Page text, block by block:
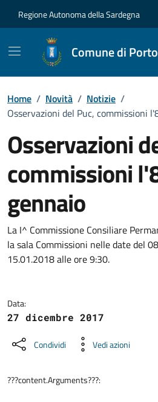
Regione Autonoma della Sardegna
Comune di
Home / Novità / Notizie /
Osservazioni del Puc, commissioni
Osservazioni
commissioni
gennaio
Dettagli della
La I^ Commissione Consiliare
la sala Commissioni nelle date del
15.01.2018 alle ore 9:30.
Data:
27 dicembre 2017
Condividi Vedi azioni
???content.Arguments???: